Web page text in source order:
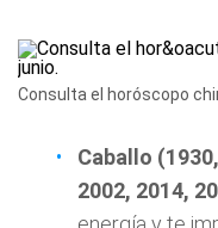
Consulta el horóscopo
Caballo
2002, 2014,